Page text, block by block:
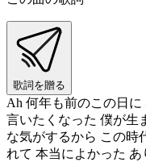
歌詞を贈る
Ah 何年も前のこの日
言いたくなった 僕が生
な気がするから この時
れて 本当によかった